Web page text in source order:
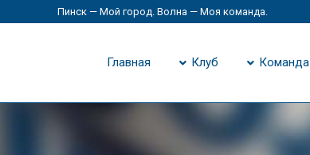
Пинск — Мой город. Волна — Моя команда.
Главная Клуб Команда